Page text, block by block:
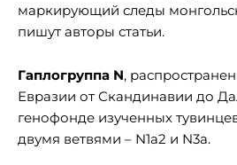
маркирующий следы
пишут авторы статьи.
Гаплогруппа N,
Евразии от Скандинавии до
генофонде изученных
двумя ветвями – N1a2 и N3a.